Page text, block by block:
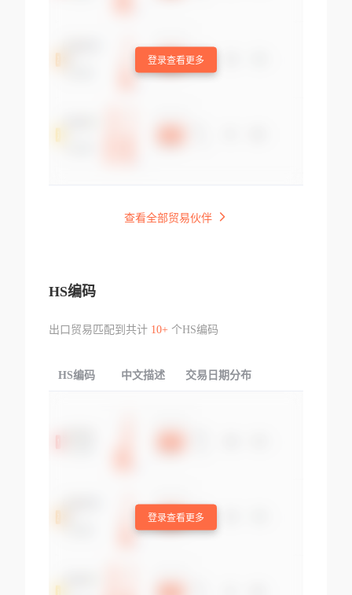
登录查看更多
查看全部贸易伙伴
HS编码
出口贸易匹配到共计 10+个HS编码
HS编码 中文描述 交易日期分布
登录查看更多